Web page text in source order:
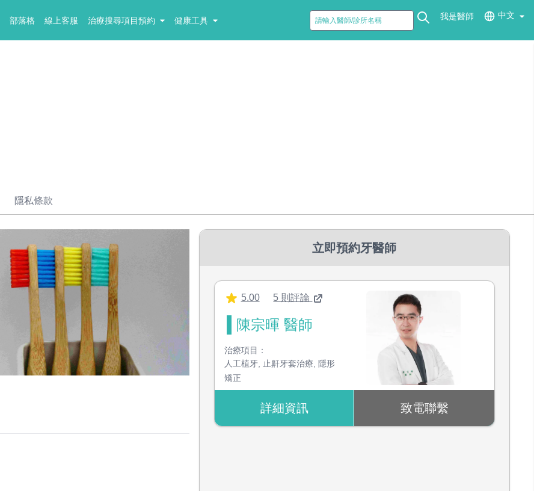
部落格 線上客服 治療搜尋項目預約 健康工具 我是醫師 中文
隱私條款
立即預約牙醫師
5.00 5 則評論
陳宗暉 醫師
治療項目：
人工植牙, 止鼾牙套治療 隱形
矯正
詳細資訊 致電聯繫